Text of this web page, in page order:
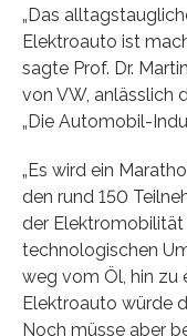
„Das
Elektroauto ist
sagte Prof. Dr.
von VW, anlässlich
„Die Automobil-
„Es wird ein
den rund 150
der Elektromobilität
technologischen
weg vom Öl, hin zu
Elektroauto würde
Noch müsse aber